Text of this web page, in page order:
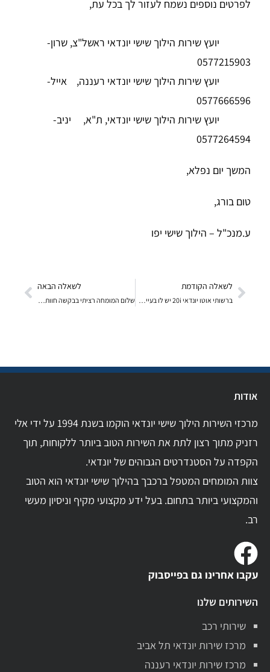
לפרטים נוספים נשמח לעזור לך בכל עת,
יועץ שירות הילוך שישי יונדאי ראשל"צ, שרון-
0577215903
יועץ שירות הילוך שישי יונדאי רעננה, אייל-
0577666596
יועץ שירות הילוך שישי יונדאי, ת"א, יניב-
0577264594
המשך יום נפלא,
טום בורג,
ע.מנכ"ל – הילוך שישי יפו
לשאלה הקודמת לשאלה הבאה
אודות
מרכזי השירות הילוך שישי יונדאי הוקמו בשנת 1994 על ידי אלי
רזניק מתוך רצון לתת את השירות הטוב ביותר ללקוחות, תוך
הקפדה על הסטנדרטים הגבוהים של יונדאי.
צוות המומחים המטפל ברכבך בהילוך שישי יונדאי הוא הטוב
והמקצועי ביותר בתחום. בעל ידע מקצועי מקיף וניסיון מעשי
רב.
עקבו אחרינו גם בפייסבוק
השירותים שלנו
שירותי רכב
מרכז שירות יונדאי תל אביב
מרכז שירות יונדאי רעננה